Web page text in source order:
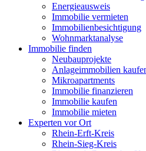
Energieausweis
Immobilie vermieten
Immobilienbesichtigung
Wohnmarktanalyse
Immobilie finden
Neubauprojekte
Anlageimmobilien
Mikroapartments
Immobilie finanzieren
Immobilie kaufen
Immobilie mieten
Experten vor Ort
Rhein-Erft-Kreis
Rhein-Sieg-Kreis